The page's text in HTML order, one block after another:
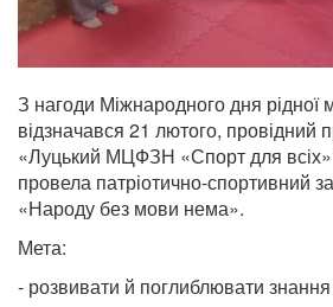
З нагоди Міжнародного дня рідної
відзначався 21 лютого, провідний
«Луцький МЦФЗН «Спорт для
провела патріотично-спортивний
«Народу без мови нема».
Мета:
- розвивати й поглиблювати знання